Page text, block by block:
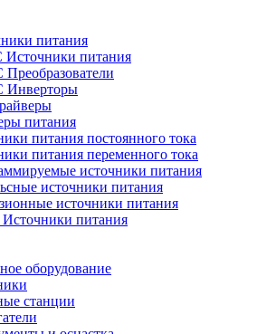
питания
Источники питания
Преобразователи
Инверторы
питания
питания постоянного тока
питания переменного тока
источники питания
источники питания
источники питания
питания
оборудование
станции